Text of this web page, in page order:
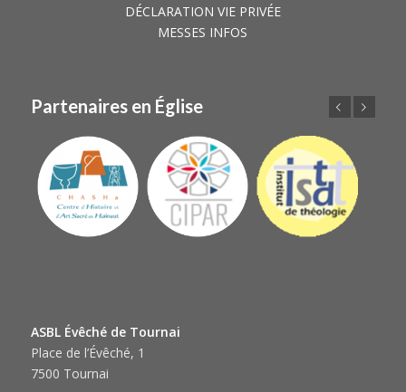
DÉCLARATION VIE PRIVÉE
MESSES INFOS
Partenaires en Église
ASBL Évêché de Tournai
Place de l’Évêché, 1
7500 Tournai